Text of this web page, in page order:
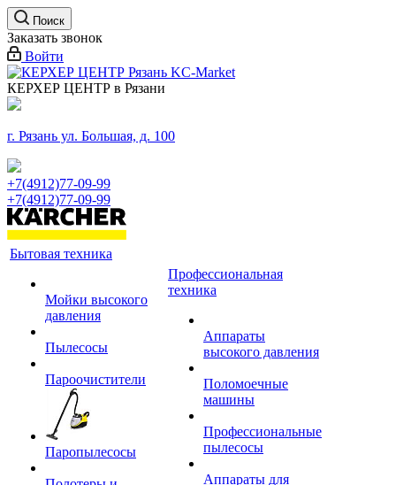
Поиск
Заказать звонок
Войти
КЕРХЕР ЦЕНТР в Рязани
г. Рязань ул. Большая, д. 100
+7(4912)77-09-99
+7(4912)77-09-99
Бытовая техника
Мойки высокого
давления
Пылесосы
Пароочистители
Паропылесосы
Профессиональная
техника
Аппараты
высокого давления
Поломоечные
машины
Профессиональные
пылесосы
Аппараты для